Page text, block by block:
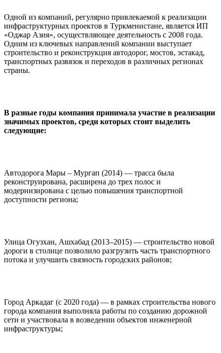
Одной из компаний, регулярно привлекаемой к реализации
инфраструктурных проектов в Туркменистане, является ИП
«Оджар Азия», осуществляющее деятельность с 2008 года.
Одним из ключевых направлений компании выступает
строительство и реконструкция автодорог, мостов, эстакад,
транспортных развязок и переходов в различных регионах
страны.
В разные годы компания принимала участие в реализации
значимых проектов, среди которых стоит выделить
следующие:
Автодорога Мары – Мургап (2014) — трасса была
реконструирована, расширена до трех полос и
модернизирована с целью повышения транспортной
доступности региона;
Улица Огузхан, Ашхабад (2013–2015) — строительство новой
дороги в столице позволило разгрузить часть транспортного
потока и улучшить связность городских районов;
Город Аркадаг (с 2020 года) — в рамках строительства нового
города компания выполняла работы по созданию дорожной
сети и участвовала в возведении объектов инженерной
инфраструктуры;